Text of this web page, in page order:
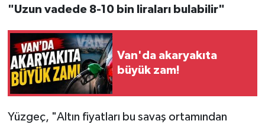
"Uzun vadede 8-10 bin liraları bulabilir"
Van'da akaryakıta
büyük zam!
Yüzgeç, "Altın fiyatları bu savaş ortamından